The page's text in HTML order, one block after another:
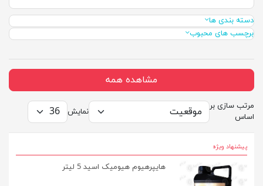
دسته بندی ها
برچسب های محبوب
مشاهده همه
مرتب سازی بر
اساس
نمایش
پیشنهاد ویژه
هایپرهیوم هیومیک اسید 5 لیتر